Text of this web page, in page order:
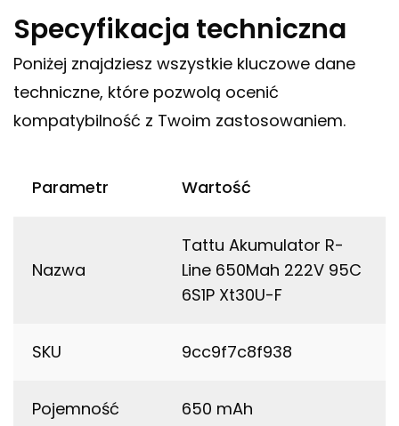
Specyfikacja techniczna
Poniżej znajdziesz wszystkie kluczowe dane
techniczne, które pozwolą ocenić
kompatybilność z Twoim zastosowaniem.
Parametr Wartość
Nazwa
Tattu Akumulator R-
Line 650Mah 222V 95C
6S1P Xt30U-F
SKU 9cc9f7c8f938
Pojemność 650 mAh